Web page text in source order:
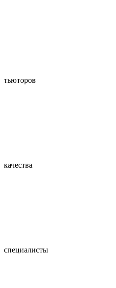
тьюторов
качества
специалисты